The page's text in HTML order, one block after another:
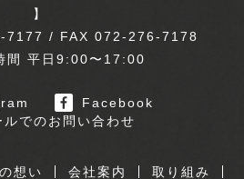
】
7177 / FAX 072-276-7178
間 平日9:00〜17:00
Facebook
ルでのお問い合わせ
想い 会社案内
取り組み